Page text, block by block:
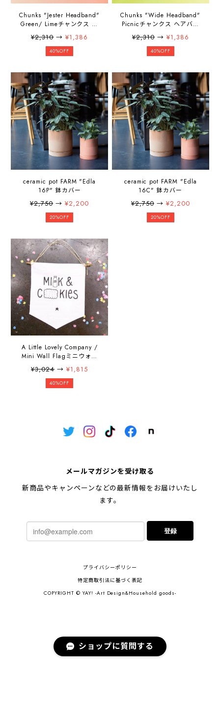
Chunks "Jester Headband"
Green/ Limeチャンクス ヘ
アバンド カチューシャ
¥2,310→¥1,386
40%OFF
Chunks "Wide Headband"
Picnicチャンクス ヘアバン
ド カチューシャ
¥2,310→ ¥1,386
40%OFF
ceramic pot FARM "Edla
16P" 鉢カバー
¥2,750→¥2,200
20%OFF
ceramic pot FARM "Edla
16C" 鉢カバー
¥2,750→ ¥2,200
20%OFF
A Little Lovely Company /
Mini Wall Flagミニウォー
ルフラッグ -cookies-
¥3,024→¥1,815
40%OFF
メールマガジンを受け取る
新商品やキャンペーンなどの最新情報をお届けいたし
ます。
登録
プライバシーポリシー
特定商取引法に基づく表記
COPYRIGHT © YAY! -Art Design&Household goods-
ショップに質問する